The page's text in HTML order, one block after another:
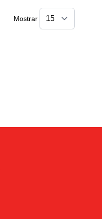
Mostrar